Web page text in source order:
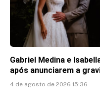
Gabriel Medina e
após anunciarem a
4 de agosto de 2026 15:36